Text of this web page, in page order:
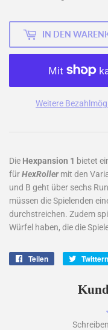
IN DEN
Weitere
Die Hexpansion 1 bietet
fürHexRollermit den
und B geht über sechs
müssen die Spielenden
durchstreichen. Zudem
Würfel haben, die die
Teilen Twittern